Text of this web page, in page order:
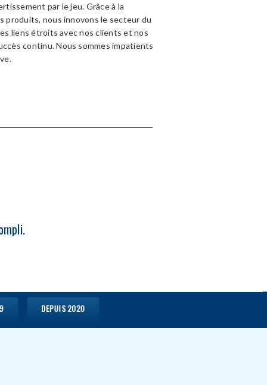
par le jeu. Grâce à la
produits, nous innovons le secteur du
liens étroits avec nos clients et nos
continu. Nous sommes impatients
DEPUIS 2020